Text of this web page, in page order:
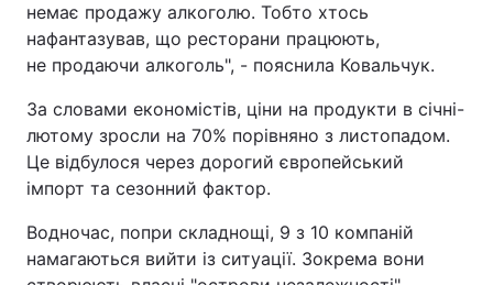
немає продажу алкоголю. Тобто хтось
нафантазував, що ресторани працюють,
не продаючи алкоголь", - пояснила Ковальчук.
За словами економістів, ціни на продукти в січні-
лютому зросли на 70% порівняно з листопадом.
Це відбулося через дорогий європейський
імпорт та сезонний фактор.
Водночас, попри складнощі, 9 з 10 компаній
намагаються вийти із ситуації. Зокрема вони